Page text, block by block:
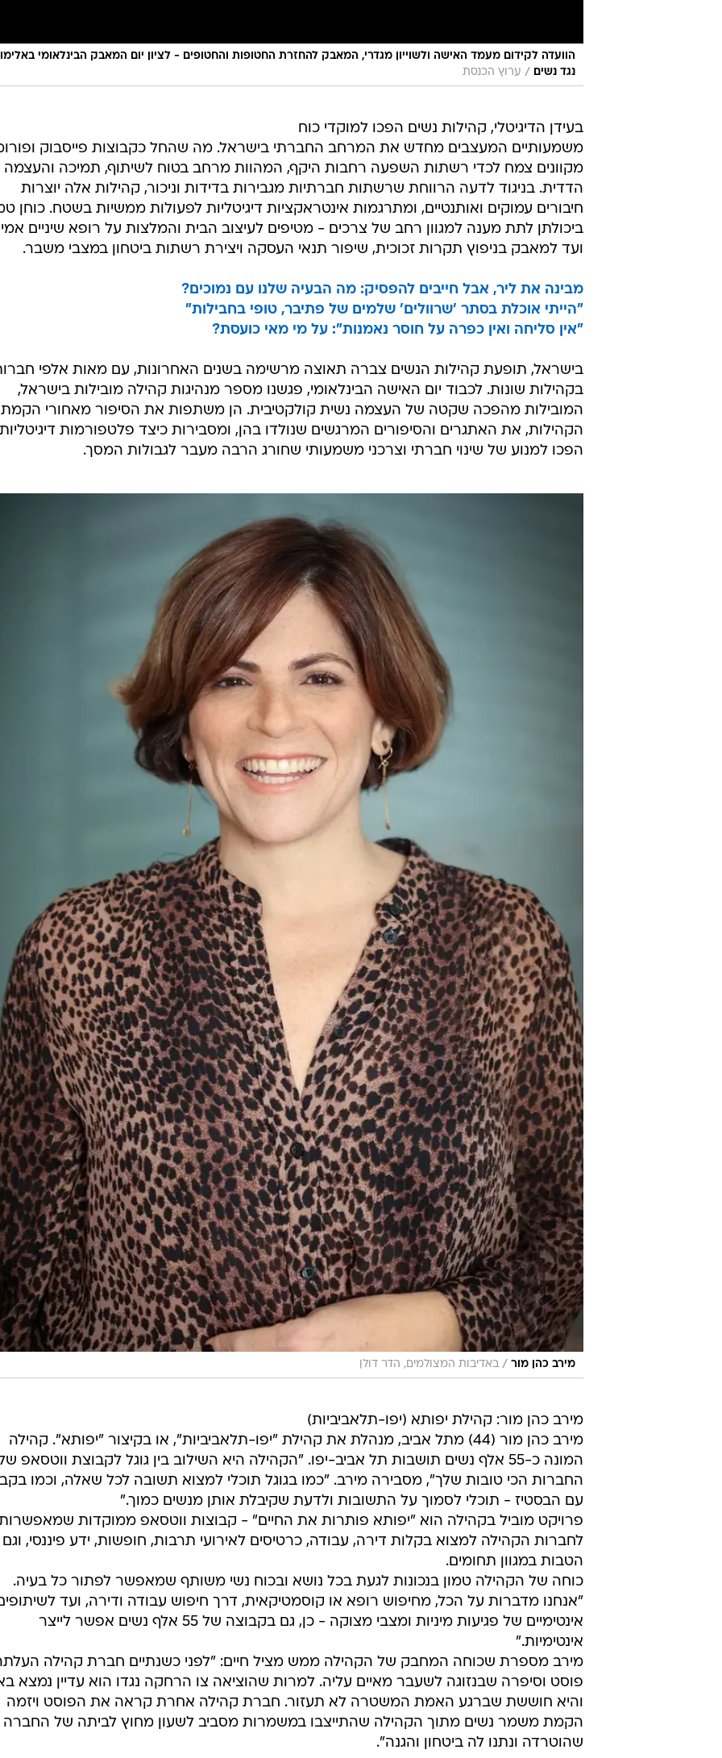
הוועדה לקידום מעמד האישה ולשוייון מגדרי, המאבק להחזרת החטופות והחטופים - לציון יום המאבק הבינלאומי
נגד נשים
/ ערוץ הכנסת
בעידן הדיגיטלי, קהילות נשים הפכו למוקדי כוח
משמעותיים המעצבים מחדש את המרחב החברתי בישראל. מה שהחל כקבוצות פייסבוק
מקוונים צמח לכדי רשתות השפעה רחבות היקף, המהוות מרחב בטוח לשיתוף, תמיכה והעצמה
הדדית. בניגוד לדעה הרווחת שרשתות חברתיות מגבירות בדידות וניכור, קהילות אלה יוצרות
חיבורים עמוקים ואותנטיים, ומתרגמות אינטראקציות דיגיטליות לפעולות ממשיות בשטח. כוחן
ביכולתן לתת מענה למגוון רחב של צרכים - מטיפים לעיצוב הבית והמלצות על רופא שיניים
ועד למאבק בניפוץ תקרות זכוכית, שיפור תנאי העסקה ויצירת רשתות ביטחון במצבי משבר.
מבינה את ליר, אבל חייבים להפסיק: מה הבעיה שלנו עם נמוכים?
"הייתי אוכלת בסתר 'שרוולים' שלמים של פתיבר, טופי בחבילות"
"אין סליחה ואין כפרה על חוסר נאמנות": על מי מאי כועסת?
בישראל, תופעת קהילות הנשים צברה תאוצה מרשימה בשנים האחרונות, עם מאות אלפי
בקהילות שונות. לכבוד יום האישה הבינלאומי, פגשנו מספר מנהיגות קהילה מובילות בישראל,
המובילות מהפכה שקטה של העצמה נשית קולקטיבית. הן משתפות את הסיפור מאחורי הקמת
הקהילות, את האתגרים והסיפורים המרגשים שנולדו בהן, ומסבירות כיצד פלטפורמות דיגיטליות
הפכו למנוע של שינוי חברתי וצרכני משמעותי שחורג הרבה מעבר לגבולות המסך.
מירב כהן מור / באדיבות המצולמים, הדר דולן
מירב כהן מור: קהילת יפותא (יפו-תלאביביות)
מירב כהן מור (44) מתל אביב, מנהלת את קהילת "יפו-תלאביביות", או בקיצור "יפותא". קהילה
המונה כ-55 אלף נשים תושבות תל אביב-יפו. "הקהילה היא השילוב בין גוגל לקבוצת ווטסאפ
החברות הכי טובות שלך", מסבירה מירב. "כמו בגוגל תוכלי למצוא תשובה לכל שאלה, וכמו
עם הבסטיז - תוכלי לסמוך על התשובות ולדעת שקיבלת אותן מנשים כמוך."
פרויקט מוביל בקהילה הוא "יפותא פותרות את החיים" - קבוצות ווטסאפ ממוקדות
לחברות הקהילה למצוא בקלות דירה, עבודה, כרטיסים לאירועי תרבות, חופשות, ידע פיננסי, וגם
הטבות במגוון תחומים.
כוחה של הקהילה טמון בנכונות לגעת בכל נושא ובכוח נשי משותף שמאפשר לפתור כל בעיה.
"אנחנו מדברות על הכל, מחיפוש רופא או קוסמטיקאית, דרך חיפוש עבודה ודירה, ועד
אינטימיים של פגיעות מיניות ומצבי מצוקה - כן, גם בקבוצה של 55 אלף נשים אפשר לייצר
אינטימיות."
מירב מספרת שכוחה המחבק של הקהילה ממש מציל חיים: "לפני כשנתיים חברת קהילה
פוסט וסיפרה שבנזוגה לשעבר מאיים עליה. למרות שהוציאה צו הרחקה נגדו הוא עדיין נמצא
והיא חוששת שברגע האמת המשטרה לא תעזור. חברת קהילה אחרת קראה את הפוסט ויזמה
הקמת משמר נשים מתוך הקהילה שהתייצבו במשמרות מסביב לשעון מחוץ לביתה של החברה
שהוטרדה ונתנו לה ביטחון והגנה".